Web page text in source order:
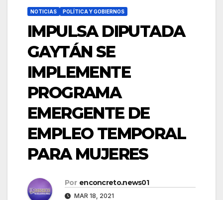
NOTICIAS POLÍTICA Y GOBIERNOS
IMPULSA DIPUTADA
GAYTÁN SE
IMPLEMENTE
PROGRAMA
EMERGENTE DE
EMPLEO TEMPORAL
PARA MUJERES
Por enconcreto.news01
MAR 18, 2021